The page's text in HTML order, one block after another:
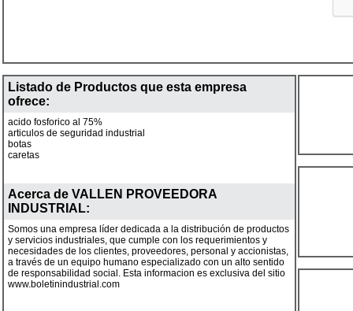
Listado de Productos que esta empresa
ofrece:
acido fosforico al 75%
articulos de seguridad industrial
botas
caretas
Acerca de VALLEN PROVEEDORA
INDUSTRIAL:
Somos una empresa líder dedicada a la distribución de productos
y servicios industriales, que cumple con los requerimientos y
necesidades de los clientes, proveedores, personal y accionistas,
a través de un equipo humano especializado con un alto sentido
de responsabilidad social. Esta informacion es exclusiva del sitio
www.boletinindustrial.com